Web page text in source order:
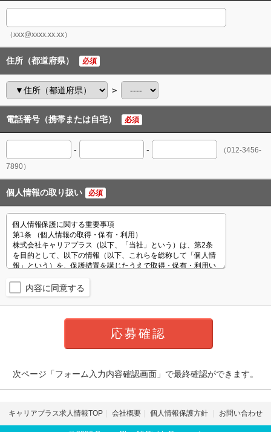
（xxx@xxxx.xx.xx）
住所（都道府県） 必須
＞
電話番号（携帯または自宅） 必須
- -
（012-3456-
7890）
個人情報の取り扱い 必須
内容に同意する
次ページ「フォーム入力内容確認画面」で最終確認ができます。
キャリアプラス求人情報TOP 会社概要 個人情報保護方針 お問い合わせ